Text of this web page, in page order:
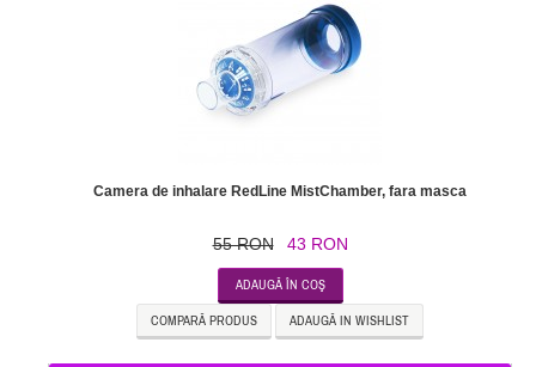
Camera de inhalare RedLine MistChamber, fara masca
55 RON 43 RON
ADAUGĂ ÎN COŞ
COMPARĂ PRODUS ADAUGĂ IN WISHLIST